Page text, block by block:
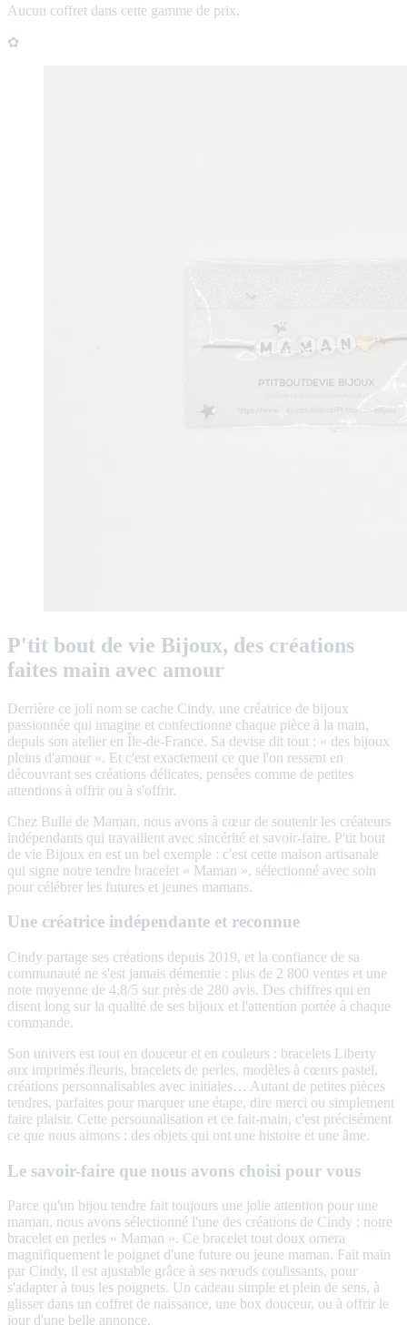
Aucun coffret dans cette gamme de prix.
✿
P'tit bout de vie Bijoux, des créations
faites main avec amour
Derrière ce joli nom se cache Cindy, une créatrice de bijoux
passionnée qui imagine et confectionne chaque pièce à la main,
depuis son atelier en Île-de-France. Sa devise dit tout : « des bijoux
pleins d'amour ». Et c'est exactement ce que l'on ressent en
découvrant ses créations délicates, pensées comme de petites
attentions à offrir ou à s'offrir.
Chez Bulle de Maman, nous avons à cœur de soutenir les créateurs
indépendants qui travaillent avec sincérité et savoir-faire. P'tit bout
de vie Bijoux en est un bel exemple : c'est cette maison artisanale
qui signe notre tendre bracelet « Maman », sélectionné avec soin
pour célébrer les futures et jeunes mamans.
Une créatrice indépendante et reconnue
Cindy partage ses créations depuis 2019, et la confiance de sa
communauté ne s'est jamais démentie : plus de 2 800 ventes et une
note moyenne de 4,8/5 sur près de 280 avis. Des chiffres qui en
disent long sur la qualité de ses bijoux et l'attention portée à chaque
commande.
Son univers est tout en douceur et en couleurs : bracelets Liberty
aux imprimés fleuris, bracelets de perles, modèles à cœurs pastel,
créations personnalisables avec initiales… Autant de petites pièces
tendres, parfaites pour marquer une étape, dire merci ou simplement
faire plaisir. Cette personnalisation et ce fait-main, c'est précisément
ce que nous aimons : des objets qui ont une histoire et une âme.
Le savoir-faire que nous avons choisi pour vous
Parce qu'un bijou tendre fait toujours une jolie attention pour une
maman, nous avons sélectionné l'une des créations de Cindy : notre
bracelet en perles « Maman ». Ce bracelet tout doux ornera
magnifiquement le poignet d'une future ou jeune maman. Fait main
par Cindy, il est ajustable grâce à ses nœuds coulissants, pour
s'adapter à tous les poignets. Un cadeau simple et plein de sens, à
glisser dans un coffret de naissance, une box douceur, ou à offrir le
jour d'une belle annonce.